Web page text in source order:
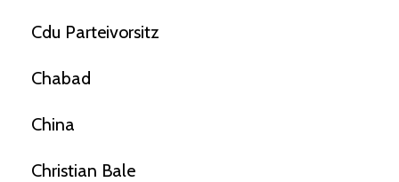
Cdu Parteivorsitz
Chabad
China
Christian Bale